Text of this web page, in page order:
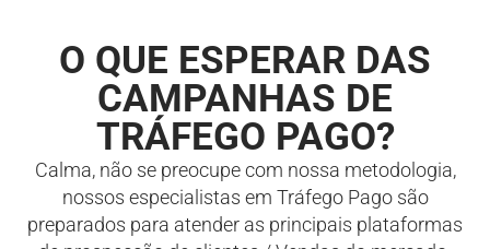
O QUE ESPERAR DAS
CAMPANHAS DE
TRÁFEGO PAGO?
Calma, não se preocupe com nossa metodologia,
nossos especialistas em Tráfego Pago são
preparados para atender as principais plataformas